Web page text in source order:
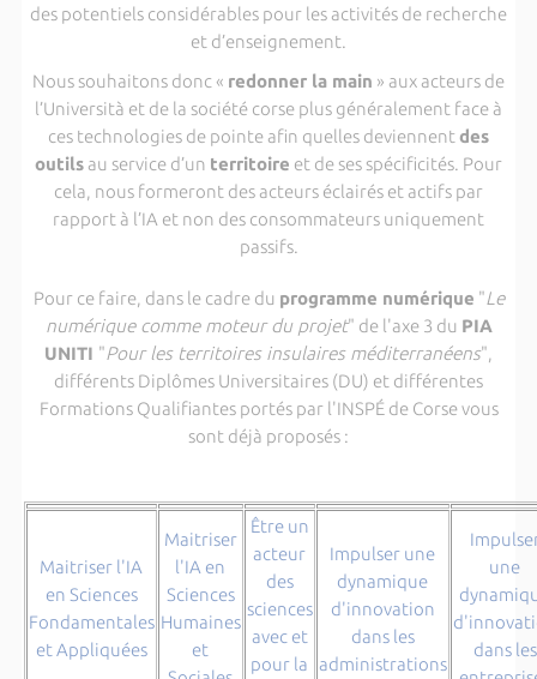
des potentiels considérables pour les activités de recherche
et d’enseignement.
Nous souhaitons donc « redonner la main » aux acteurs de
l’Università et de la société corse plus généralement face à
ces technologies de pointe afin quelles deviennent des
outils au service d’un territoire et de ses spécificités. Pour
cela, nous formeront des acteurs éclairés et actifs par
rapport à l’IA et non des consommateurs uniquement
passifs.
Pour ce faire, dans le cadre du programme numérique "Le
numérique comme moteur du projet" de l'axe 3 du PIA
UNITI "Pour les territoires insulaires méditerranéens",
différents Diplômes Universitaires (DU) et différentes
Formations Qualifiantes portés par l'INSPÉ de Corse vous
sont déjà proposés :
Maitriser l'IA
en Sciences
Fondamentales
et Appliquées
Maitriser
l'IA en
Sciences
Humaines
et
Être un
acteur
des
sciences
avec et
pour la
Impulser une
dynamique
d'innovation
dans les
administrations
une
dans les